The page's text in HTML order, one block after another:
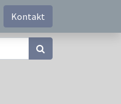
Kontakt